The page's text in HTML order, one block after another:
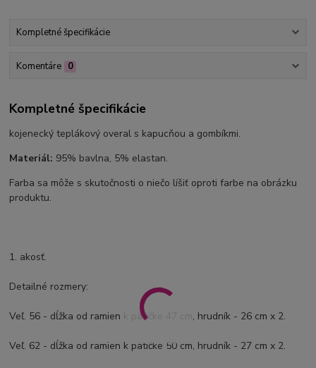
Kompletné špecifikácie
Komentáre 0
Kompletné špecifikácie
kojenecký teplákový overal s kapucňou a gombíkmi.
Materiál: 95% bavlna, 5% elastan.
Farba sa môže s skutočnosti o niečo líšiť oproti farbe na obrázku
produktu.
1. akosť.
Detailné rozmery:
Veľ. 56 - dĺžka od ramien k pätičke 47 cm, hrudník - 26 cm x 2.
Veľ. 62 - dĺžka od ramien k pätičke 50 cm, hrudník - 27 cm x 2.